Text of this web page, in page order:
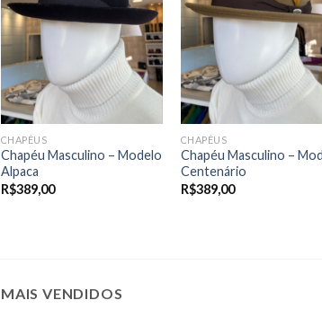
CHAPÉUS
Chapéu Masculino – Modelo
Alpaca
R$389,00
CHAPÉUS
Chapéu Masculino –
Centenário
R$389,00
MAIS VENDIDOS